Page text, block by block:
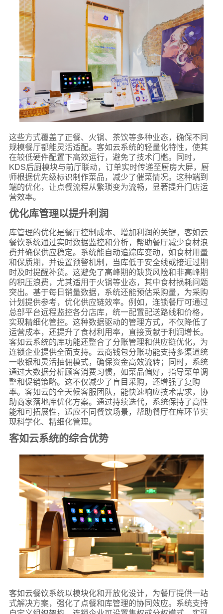
这些方式覆盖了正餐、火锅、茶饮等多种业态，确保不同
规模餐厅都能灵活适配。客如云系统的轻量化特性，使其
在较低硬件配置下高效运行，避免了技术门槛。同时，
KDS后厨模块与前厅联动，订单实时传递至厨房大屏，厨
师根据优先级标识制作菜品，减少了催菜情况。这种端到
端的优化，让点餐流程从繁琐变为流畅，显著提升门店运
营效率。
优化库管理以提升利润
库管理的优化是餐厅控制成本、增加利润的关键，客如云
餐饮系统通过实时数据监控和分析，帮助餐厅减少食材浪
费并确保供应稳定。系统能自动追踪库变动，如食材用量
和保质期，并设置预警机制，当库低于安全线或接近过期
时及时提醒补货。这避免了高峰期的缺货风险和非高峰期
的积压浪费，尤其适用于火锅等业态，其中食材损耗问题
突出。基于每日销量数据，系统还能预估采购量，为采购
计划提供参考，优化供应链效率。例如，连锁餐厅可通过
总部平台远程监控各分店库，统一配置配送路线和价格，
实现精细化管控。这种数据驱动的管理方式，不仅降低了
运营成本，还提升了食材利用率，直接贡献于利润增长。
客如云系统的库功能还整合了分账管理和供应链优化，为
连锁企业提供全面支持。云商钱包分账功能支持多渠道统
一收银和灵活抽佣模式，确保资金高效流转；同时，系统
通过大数据分析顾客消费习惯，如菜品偏好，指导菜单调
整和促销策略。这不仅减少了盲目采购，还增强了复购
率。客如云的全天候客服团队，能快速响应技术需求，协
助商家落地库优化方案。通过持续迭代，系统保持了高性
能和可拓展性，适应不同餐饮场景，帮助餐厅在库环节实
现科学化、精细化管理。
客如云系统的综合优势
客如云餐饮系统以模块化和开放化设计，为餐厅提供一站
式解决方案，强化了点餐和库管理的协同效应。系统支持